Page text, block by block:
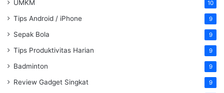
UMKM 10
Tips Android / iPhone 9
Sepak Bola 9
Tips Produktivitas Harian 9
Badminton 9
Review Gadget Singkat 9